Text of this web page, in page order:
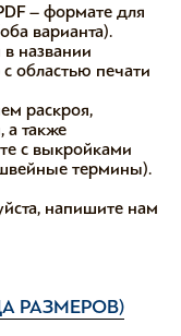
– формате для
варианта).
названии
областью печати
раскроя,
а также
с выкройками
термины).
напишите нам
РАЗМЕРОВ)